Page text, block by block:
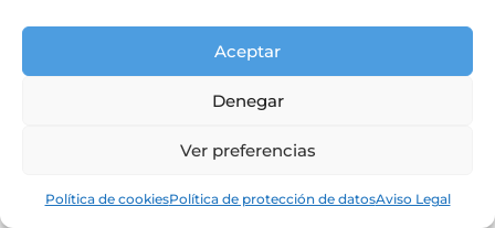
Aceptar
Denegar
Ver preferencias
Política de cookiesPolítica de protección de datosAviso Legal